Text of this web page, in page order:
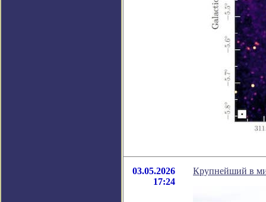
03.05.2026
17:24
Крупнейший в